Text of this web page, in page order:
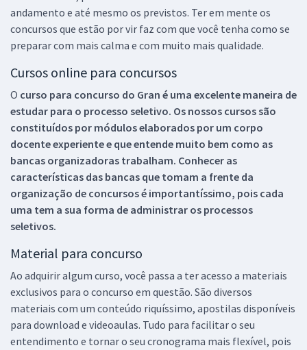
andamento e até mesmo os previstos. Ter em mente os
concursos que estão por vir faz com que você tenha como se
preparar com mais calma e com muito mais qualidade.
Cursos online para concursos
O curso para concurso do Gran é uma excelente maneira de
estudar para o processo seletivo. Os nossos cursos são
constituídos por módulos elaborados por um corpo
docente experiente e que entende muito bem como as
bancas organizadoras trabalham. Conhecer as
características das bancas que tomam a frente da
organização de concursos é importantíssimo, pois cada
uma tem a sua forma de administrar os processos
seletivos.
Material para concurso
Ao adquirir algum curso, você passa a ter acesso a materiais
exclusivos para o concurso em questão. São diversos
materiais com um conteúdo riquíssimo, apostilas disponíveis
para download e videoaulas. Tudo para facilitar o seu
entendimento e tornar o seu cronograma mais flexível, pois